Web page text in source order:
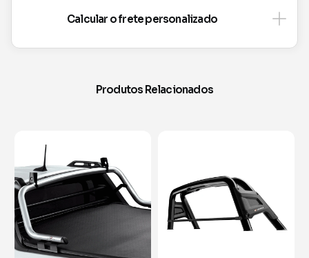
Calcular o frete personalizado
Produtos Relacionados